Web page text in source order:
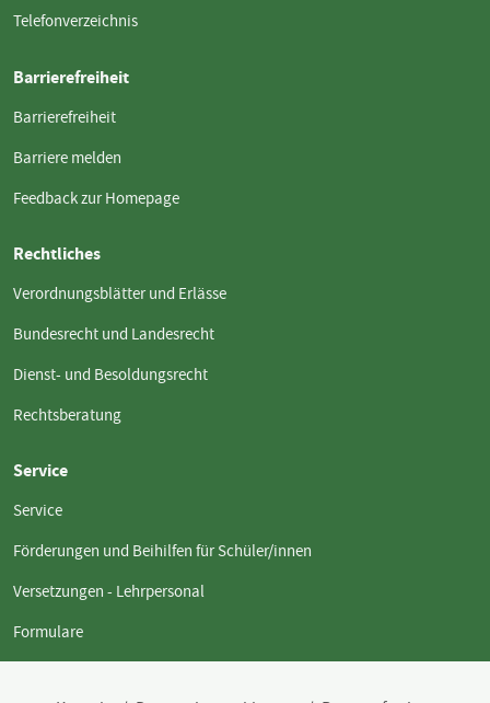
Telefonverzeichnis
Barrierefreiheit
Barrierefreiheit
Barriere melden
Feedback zur Homepage
Rechtliches
Verordnungsblätter und Erlässe
Bundesrecht und Landesrecht
Dienst- und Besoldungsrecht
Rechtsberatung
Service
Service
Förderungen und Beihilfen für Schüler/innen
Versetzungen - Lehrpersonal
Formulare